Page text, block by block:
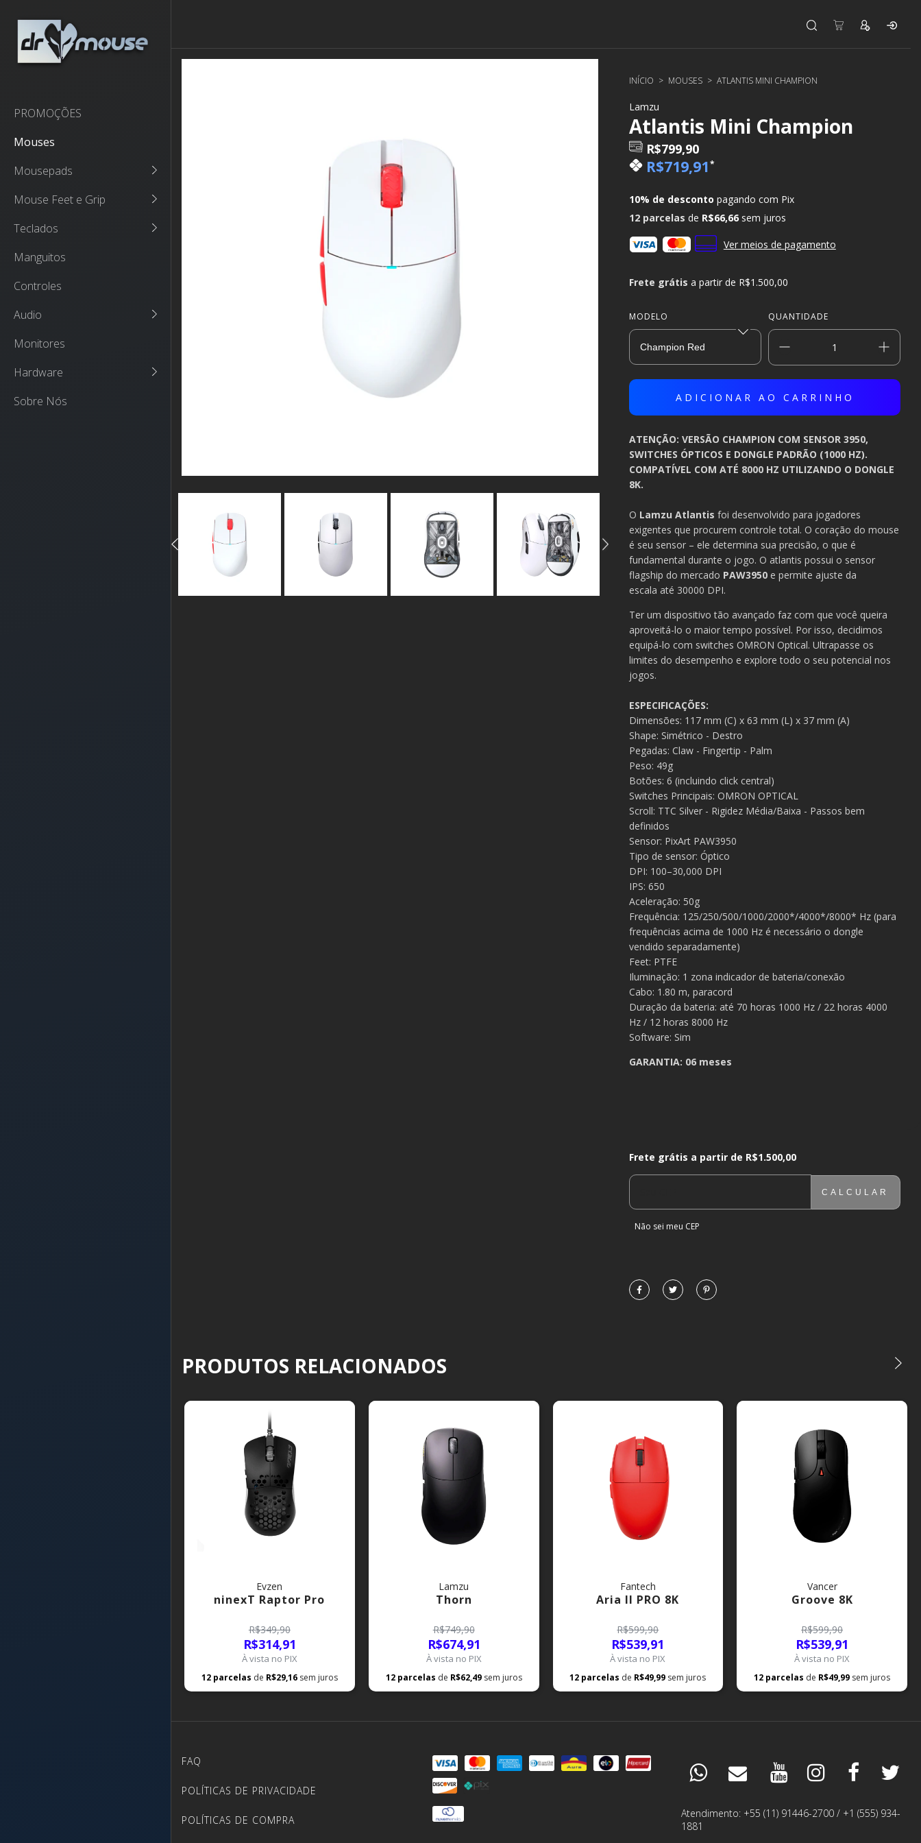
PROMOÇÕES
Mouses
Mousepads
Mouse Feet e Grip
Teclados
Manguitos
Controles
Audio
Monitores
Hardware
Sobre Nós
INÍCIO > MOUSES > ATLANTIS MINI CHAMPION
Lamzu
Atlantis Mini Champion
R$799,90
R$719,91*
10% de desconto pagando com Pix
12 parcelasde R$66,66 sem juros
Ver meios de pagamento
Frete grátis a partir de R$1.500,00
MODELO QUANTIDADE
ATENÇÃO: VERSÃO CHAMPION COM SENSOR 3950,
SWITCHES ÓPTICOS E DONGLE PADRÃO (1000 HZ).
COMPATÍVEL COM ATÉ 8000 HZ UTILIZANDO O DONGLE
8K.
O Lamzu Atlantis foi desenvolvido para jogadores
exigentes que procurem controle total. O coração do mouse
é seu sensor – ele determina sua precisão, o que é
fundamental durante o jogo. O atlantis possui o sensor
flagship do mercado PAW3950 e permite ajuste da
escala até 30000 DPI.
Ter um dispositivo tão avançado faz com que você queira
aproveitá-lo o maior tempo possível. Por isso, decidimos
equipá-lo com switches OMRON Optical. Ultrapasse os
limites do desempenho e explore todo o seu potencial nos
jogos.
ESPECIFICAÇÕES:
Dimensões: 117 mm (C) x 63 mm (L) x 37 mm (A)
Shape: Simétrico - Destro
Pegadas: Claw - Fingertip - Palm
Peso: 49g
Botões: 6 (incluindo click central)
Switches Principais: OMRON OPTICAL
Scroll: TTC Silver - Rigidez Média/Baixa - Passos bem
definidos
Sensor: PixArt PAW3950
Tipo de sensor: Óptico
DPI: 100–30,000 DPI
IPS: 650
Aceleração: 50g
Frequência: 125/250/500/1000/2000*/4000*/8000* Hz (para
frequências acima de 1000 Hz é necessário o dongle
vendido separadamente)
Feet: PTFE
Iluminação: 1 zona indicador de bateria/conexão
Cabo: 1.80 m, paracord
Duração da bateria: até 70 horas 1000 Hz / 22 horas 4000
Hz / 12 horas 8000 Hz
Software: Sim
GARANTIA: 06 meses
Frete grátis a partir deR$1.500,00
ALTERAR CEP
Frete grátis a partir de R$1.500,00
CALCULAR
Não sei meu CEP
PRODUTOS RELACIONADOS
Evzen
ninexT Raptor Pro
R$349,90
R$314,91
À vista no PIX
12 parcelas de R$29,16 sem juros
Lamzu
Thorn
R$749,90
R$674,91
À vista no PIX
12 parcelas de R$62,49 sem juros
Fantech
Aria II PRO 8K
R$599,90
R$539,91
À vista no PIX
12 parcelas de R$49,99 sem juros
Vancer
Groove 8K
R$599,90
R$539,91
À vista no PIX
12 parcelas de R$49,99 sem juros
FAQ
POLÍTICAS DE PRIVACIDADE
POLÍTICAS DE COMPRA
Atendimento: +55 (11) 91446-2700 / +1 (555) 934-
1881